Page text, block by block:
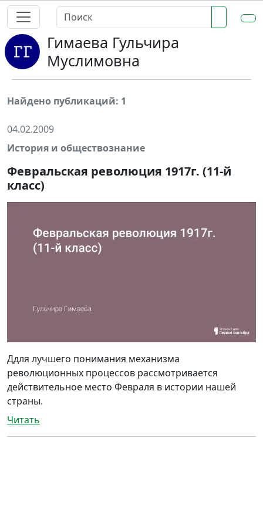
Гимаева Гульчира
Муслимовна
Найдено публикаций: 1
04.02.2009
История и обществознание
Февральская революция 1917г. (11-й
класс)
Ддля лучшего понимания механизма
революционных процессов рассмотривается
действительное место Февраля в истории нашей
страны.
Читать